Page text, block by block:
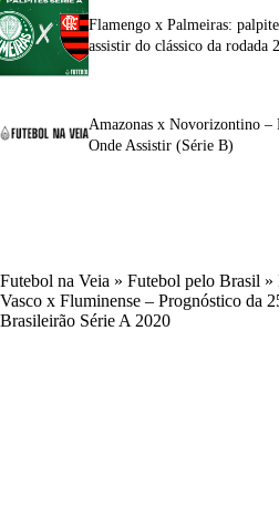
Flamengo x Palmeiras:
assistir do clássico da rodada
Amazonas x Novorizontino –
Onde Assistir (Série B)
Futebol na Veia » Futebol pelo Brasil »
Vasco x Fluminense – Prognóstico da
Brasileirão Série A 2020